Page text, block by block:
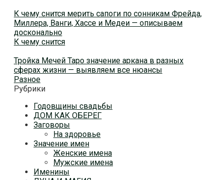
К чему снится мерить сапоги по сонникам Фрейда,
Миллера, Ванги, Хассе и Медеи — описываем
досконально
К чему снится
Тройка Мечей Таро значение аркана в разных
сферах жизни — выявляем все нюансы
Разное
Рубрики
Годовщины свадьбы
ДОМ КАК ОБЕРЕГ
Заговоры
На здоровье
Значение имен
Женские имена
Мужские имена
Именины